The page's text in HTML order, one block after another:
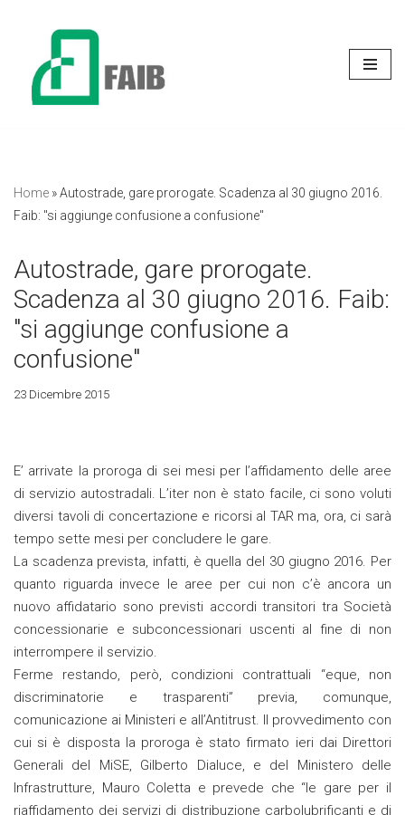
contenuto
Home »Autostrade, gare prorogate. Scadenza al 30 giugno 2016.
Faib: "si aggiunge confusione a confusione"
Autostrade, gare prorogate.
Scadenza al 30 giugno 2016. Faib:
"si aggiunge confusione a
confusione"
23 Dicembre 2015
E’ arrivate la proroga di sei mesi per l’affidamento delle aree
di servizio autostradali. L’iter non è stato facile, ci sono voluti
diversi tavoli di concertazione e ricorsi al TAR ma, ora, ci sarà
tempo sette mesi per concludere le gare.
La scadenza prevista, infatti, è quella del 30 giugno 2016. Per
quanto riguarda invece le aree per cui non c’è ancora un
nuovo affidatario sono previsti accordi transitori tra Società
concessionarie e subconcessionari uscenti al fine di non
interrompere il servizio.
Ferme restando, però, condizioni contrattuali “eque, non
discriminatorie e trasparenti” previa, comunque,
comunicazione ai Ministeri e all’Antitrust. Il provvedimento con
cui si è disposta la proroga è stato firmato ieri dai Direttori
Generali del MiSE, Gilberto Dialuce, e del Ministero delle
Infrastrutture, Mauro Coletta e prevede che “le gare per il
riaffidamento dei servizi di distribuzione carbolubrificanti e di